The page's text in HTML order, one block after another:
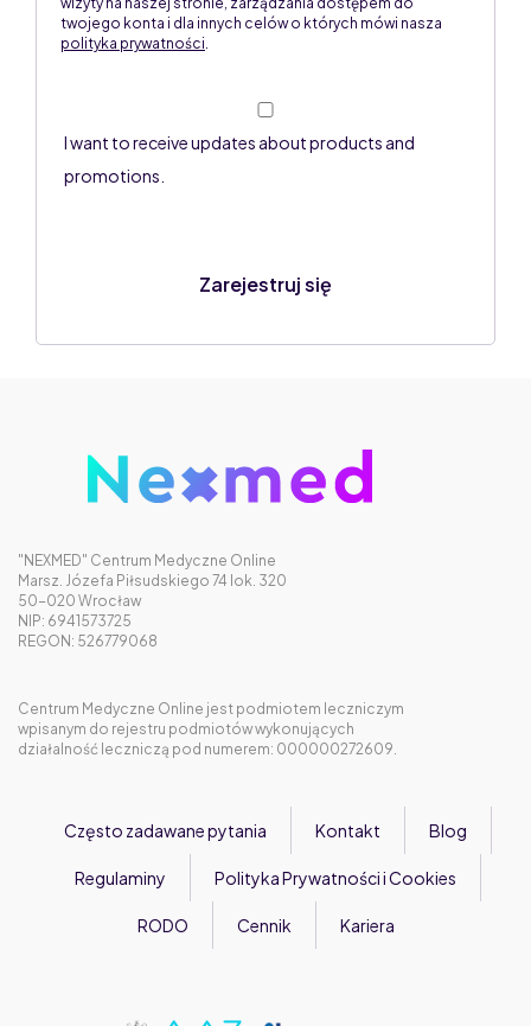
twojego konta i dla innych celów o których mówi nasza
polityka prywatności
I want to receive updates about products and
promotions.
Zarejestruj się
"NEXMED" Centrum Medyczne Online
Marsz. Józefa Piłsudskiego 74 lok. 320
50-020 Wrocław
NIP: 6941573725
REGON: 526779068
Centrum Medyczne Online jest podmiotem leczniczym
wpisanym do rejestru podmiotów wykonujących
działalność leczniczą pod numerem: 000000272609.
Często zadawane pytania Kontakt Blog
Regulaminy Polityka Prywatności i Cookies
RODO Cennik Kariera